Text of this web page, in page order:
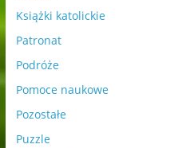
Książki katolickie
Patronat
Podróże
Pomoce naukowe
Pozostałe
Puzzle